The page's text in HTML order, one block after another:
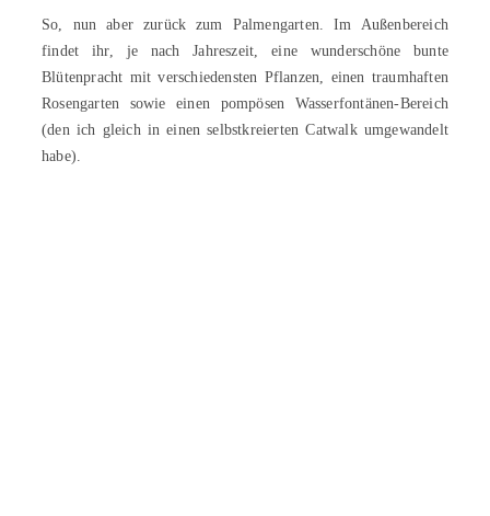
So, nun aber zurück zum Palmengarten. Im Außenbereich
findet ihr, je nach Jahreszeit, eine wunderschöne bunte
Blütenpracht mit verschiedensten Pflanzen, einen traumhaften
Rosengarten sowie einen pompösen Wasserfontänen-Bereich
(den ich gleich in einen selbstkreierten Catwalk umgewandelt
habe).